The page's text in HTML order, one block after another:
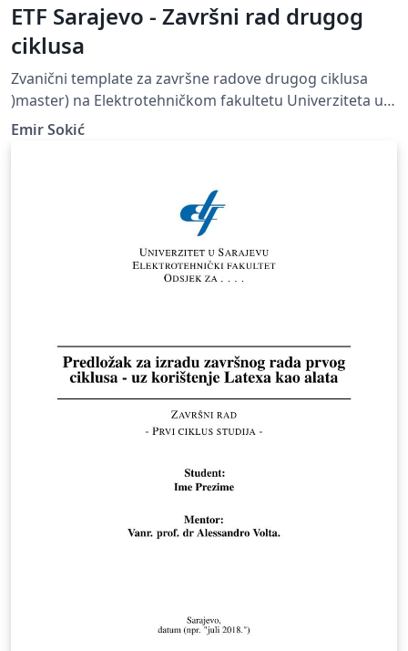
ETF Sarajevo - Završni rad drugog
ciklusa
Zvanični template za završne radove drugog ciklusa
)master) na Elektrotehničkom fakultetu Univerziteta u
Sarajevu
Emir Sokić